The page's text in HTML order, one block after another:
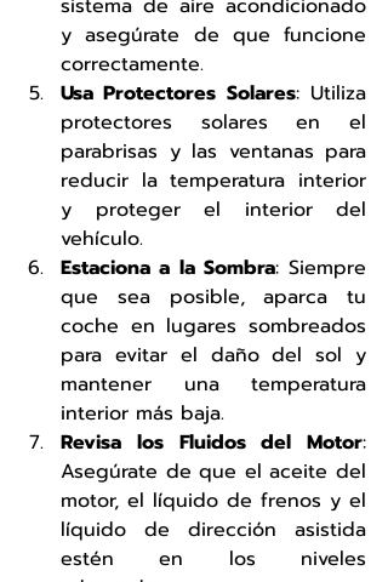
y asegúrate de que funcione
correctamente.
Usa Protectores Solares: Utiliza
protectores solares en el
parabrisas y las ventanas para
reducir la temperatura interior
y proteger el interior del
vehículo.
Estaciona a la Sombra: Siempre
que sea posible, aparca tu
coche en lugares sombreados
para evitar el daño del sol y
mantener una temperatura
interior más baja.
Revisa los Fluidos del Motor:
Asegúrate de que el aceite del
motor, el líquido de frenos y el
líquido de dirección asistida
estén en los niveles